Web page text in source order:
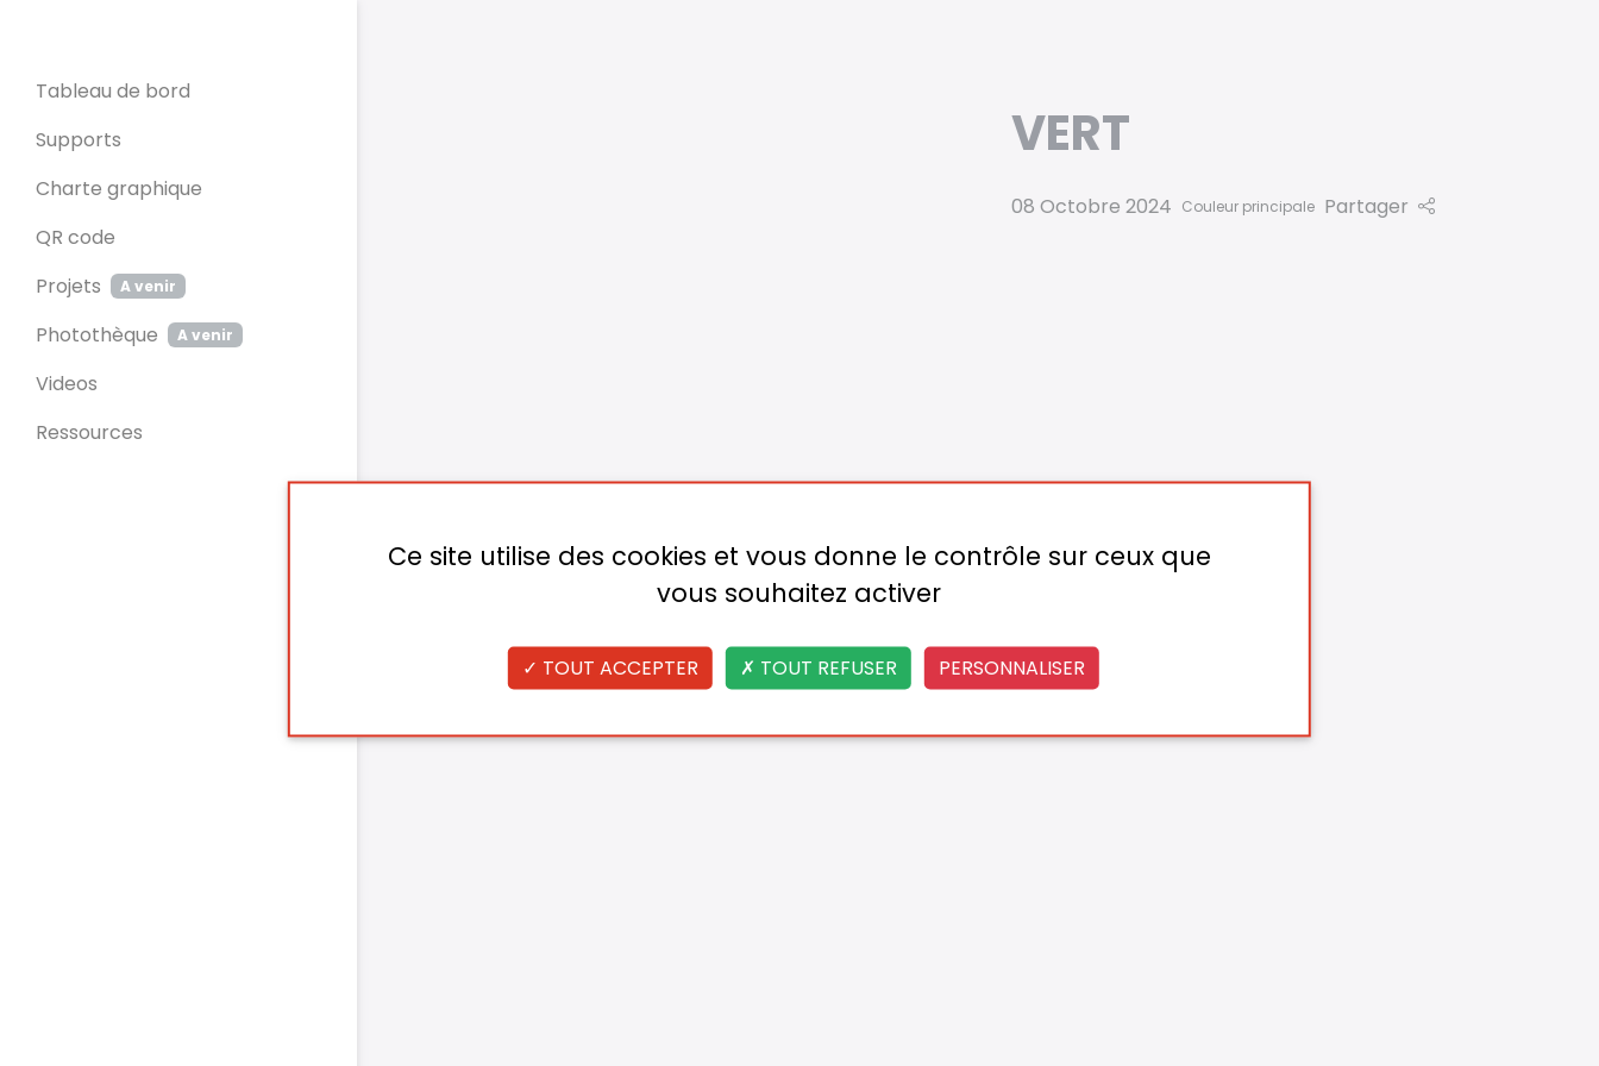
Tableau de bord
Supports
Charte graphique
QR code
Projets
A venir
Photothèque A venir
Videos
Ressources
VERT
08 Octobre 2024 Couleur principale Partager
Ce site utilise des cookies et vous donne le contrôle sur ceux que
vous souhaitez activer
TOUT ACCEPTER TOUT REFUSER PERSONNALISER